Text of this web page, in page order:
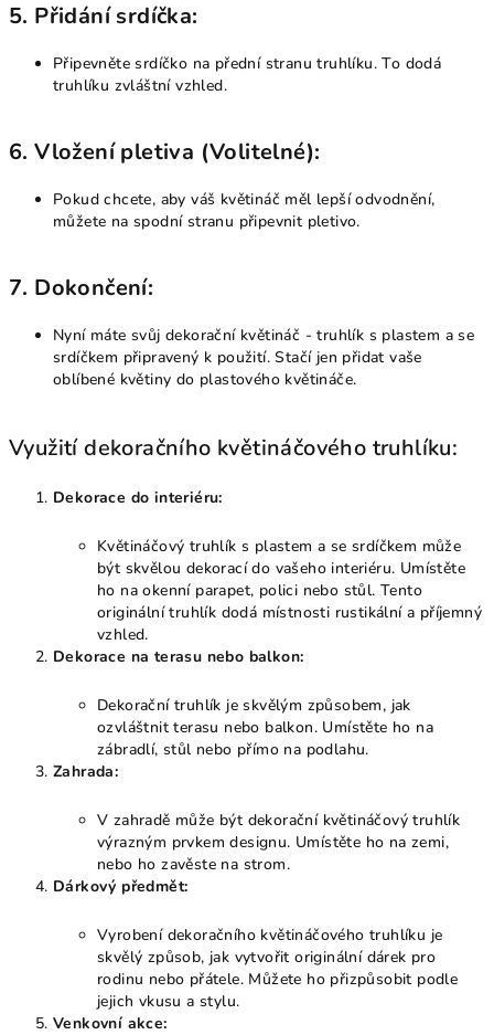
5. Přidání srdíčka:
Připevněte srdíčko na přední stranu truhlíku. To dodá
truhlíku zvláštní vzhled.
6.Vložení pletiva (Volitelné):
Pokud chcete, aby váš květináč měl lepší odvodnění,
můžete na spodní stranu připevnit pletivo.
7. Dokončení:
Nyní máte svůj dekorační květináč - truhlík s plastem a se
srdíčkem připravený k použití. Stačí jen přidat vaše
oblíbené květiny do plastového květináče.
Využití dekoračního květináčového truhlíku:
Dekorace do interiéru:
Květináčový truhlík s plastem a se srdíčkem může
být skvělou dekorací do vašeho interiéru. Umístěte
ho na okenní parapet, polici nebo stůl. Tento
originální truhlík dodá místnosti rustikální a příjemný
vzhled.
Dekorace na terasu nebo balkon:
Dekorační truhlík je skvělým způsobem, jak
ozvláštnit terasu nebo balkon. Umístěte ho na
zábradlí, stůl nebo přímo na podlahu.
Zahrada:
V zahradě může být dekorační květináčový truhlík
výrazným prvkem designu. Umístěte ho na zemi,
nebo ho zavěste na strom.
Dárkový předmět:
Vyrobení dekoračního květináčového truhlíku je
skvělý způsob, jak vytvořit originální dárek pro
rodinu nebo přátele. Můžete ho přizpůsobit podle
jejich vkusu a stylu.
Venkovní akce: